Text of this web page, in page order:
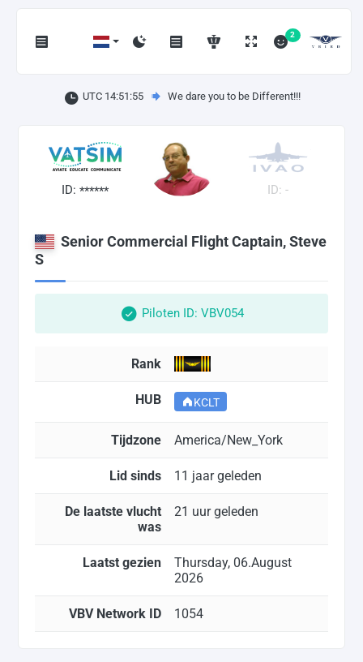
2
UTC 14:51:56 We dare you to be Different!!!
ID: ****** ID: -
Senior Commercial Flight Captain, Steve
S
Piloten ID: VBV054
Rank
HUB KCLT
Tijdzone America/New_York
Lid sinds 11 jaar geleden
De laatste vlucht
was
21 uur geleden
Laatst gezien
Thursday, 06.August
2026
VBV Network ID 1054